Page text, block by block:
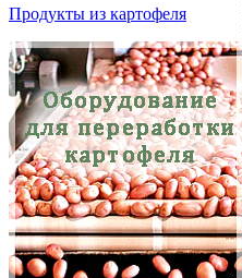
Продукты из картофеля